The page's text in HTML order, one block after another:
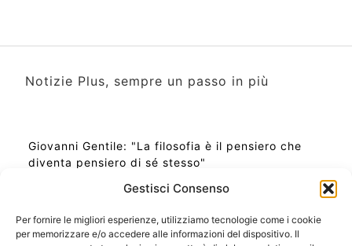
Gestisci Consenso
Per fornire le migliori esperienze, utilizziamo tecnologie come i cookie
per memorizzare e/o accedere alle informazioni del dispositivo. Il
Notizie Plus, sempre un passo in più
Giovanni Gentile: "La filosofia è il pensiero che
diventa pensiero di sé stesso"
Ora Esatta in Italia in questo momento